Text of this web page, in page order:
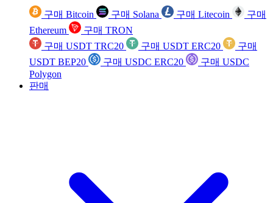
구매 Bitcoin 구매 Solana 구매 Litecoin
구매
Ethereum
구매 TRON
구매 USDT TRC20
구매 USDT ERC20
구매
USDT BEP20
구매 USDC ERC20
구매 USDC
Polygon
판매